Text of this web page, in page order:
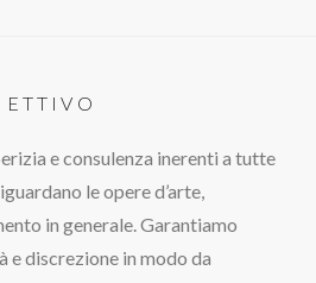
e consulenza inerenti a tutte
le opere d’arte,
in generale. Garantiamo
e discrezione in modo da